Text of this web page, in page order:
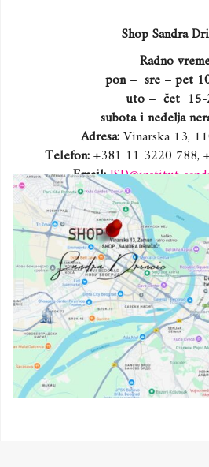
Shop Sandra
Radno
pon – sre – pet
uto – čet 15-
subota i nedelja
Adresa:Vinarska 13,
Telefon:+381 11 3220 788,
Email:ISD@institut-